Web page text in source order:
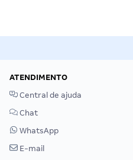
ATENDIMENTO
Central de ajuda
Chat
WhatsApp
E-mail